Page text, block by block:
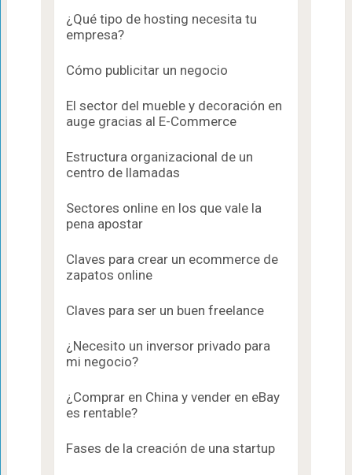
¿Qué tipo de hosting necesita tu
empresa?
Cómo publicitar un negocio
El sector del mueble y decoración en
auge gracias al E-Commerce
Estructura organizacional de un
centro de llamadas
Sectores online en los que vale la
pena apostar
Claves para crear un ecommerce de
zapatos online
Claves para ser un buen freelance
¿Necesito un inversor privado para
mi negocio?
¿Comprar en China y vender en eBay
es rentable?
Fases de la creación de una startup